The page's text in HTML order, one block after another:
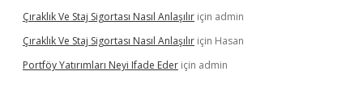
Çıraklık Ve Staj Sigortası Nasıl Anlaşılır için admin
Çıraklık Ve Staj Sigortası Nasıl Anlaşılır için Hasan
Portföy Yatırımları Neyi Ifade Eder için admin